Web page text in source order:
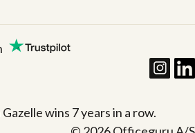
wins 7 years in a row.